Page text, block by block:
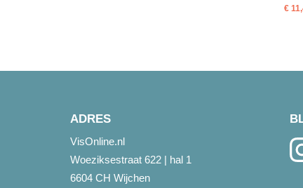
€
ADRES
VisOnline.nl
Woeziksestraat 622 | hal 1
6604 CH Wijchen